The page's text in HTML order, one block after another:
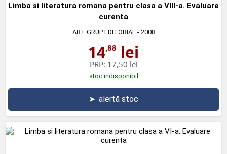
Limba si literatura romana pentru clasa a VIII-a. Evaluare
curenta
ART GRUP EDITORIAL - 2008
14,88 lei
PRP: 17,50 lei
stoc indisponibil
➤ alertă stoc